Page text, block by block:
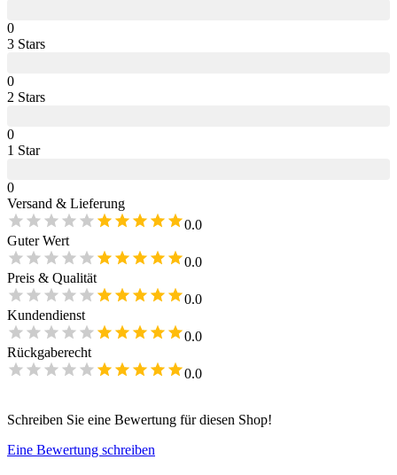
0
3 Stars
0
2 Stars
0
1 Star
0
Versand & Lieferung
0.0
Guter Wert
0.0
Preis & Qualität
0.0
Kundendienst
0.0
Rückgaberecht
0.0
Schreiben Sie eine Bewertung für diesen Shop!
Eine Bewertung schreiben